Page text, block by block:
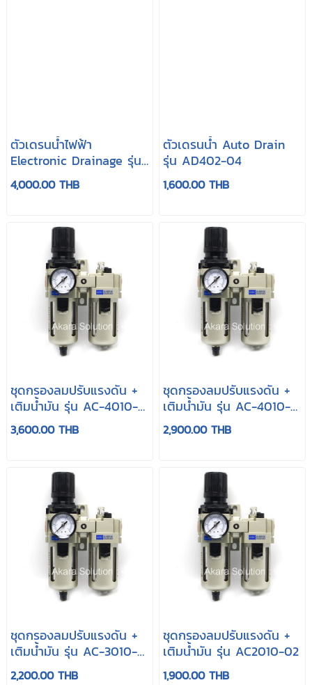
ตัวเดรนน้ำไฟฟ้า
Electronic Drainage รุ่น
EV15-16
4,000.00 THB
ตัวเดรนน้ำ Auto Drain
รุ่น AD402-04
1,600.00 THB
ชุดกรองลมปรับแรงดัน +
เติมน้ำมัน รุ่น AC-4010-
06
3,600.00 THB
ชุดกรองลมปรับแรงดัน +
เติมน้ำมัน รุ่น AC-4010-
04
2,900.00 THB
ชุดกรองลมปรับแรงดัน +
เติมน้ำมัน รุ่น AC-3010-
03
2,200.00 THB
ชุดกรองลมปรับแรงดัน +
เติมน้ำมัน รุ่น AC2010-02
1,900.00 THB